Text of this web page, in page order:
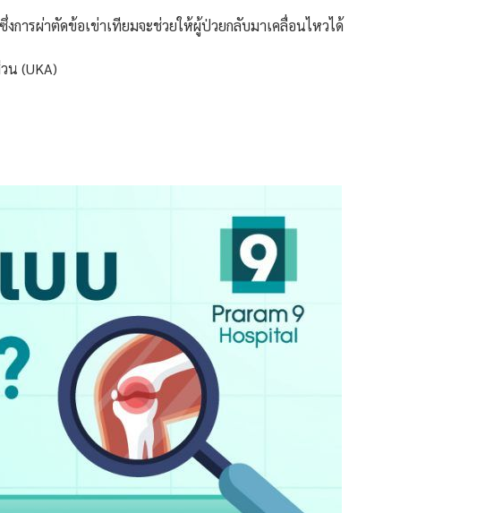
ารผ่าตัดข้อเข่าเทียมจะช่วยให้ผู้ป่วยกลับมาเคลื่อนไหวได้
น (UKA)